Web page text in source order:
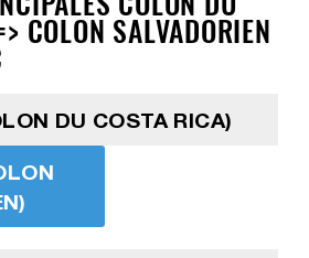
COLON SALVADORIEN
DU COSTA RICA)